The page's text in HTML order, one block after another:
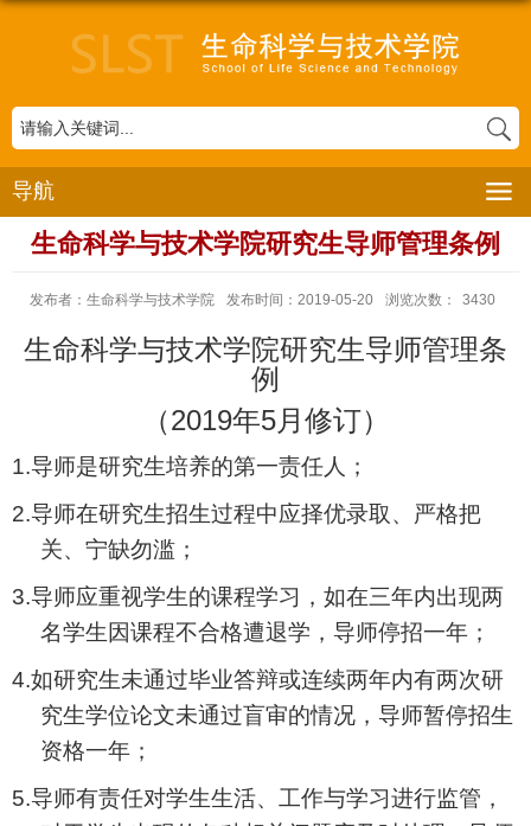
导航
生命科学与技术学院研究生导师管理条例
发布者：生命科学与技术学院 发布时间：2019-05-20 浏览次数： 3430
生命科学与技术学院研究生导师管理条
例
（2019年5月修订）
1.导师是研究生培养的第一责任人；
2.导师在研究生招生过程中应择优录取、严格把
关、宁缺勿滥；
3.导师应重视学生的课程学习，如在三年内出现两
名学生因课程不合格遭退学，导师停招一年；
4.如研究生未通过毕业答辩或连续两年内有两次研
究生学位论文未通过盲审的情况 ，导师暂停招生
资格一年；
5.导师有责任对学生生活、工作与学习进行监管，